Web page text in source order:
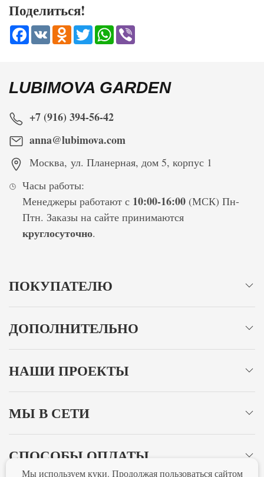
Поделиться!
Facebook
VK Odnoklassniki
TwitterWhatsApp
LUBIMOVA GARDEN
+7 (916) 394-56-42
anna@lubimova.com
Москва, ул. Планерная, дом 5, корпус 1
Часы работы:
Менеджеры работают с 10:00-16:00(МСК) Пн-
Птн. Заказы на сайте принимаются
круглосуточно.
ПОКУПАТЕЛЮ
ДОПОЛНИТЕЛЬНО
НАШИ ПРОЕКТЫ
МЫ В СЕТИ
СПОСОБЫ ОПЛАТЫ
Мы используем куки. Продолжая пользоваться сайтом